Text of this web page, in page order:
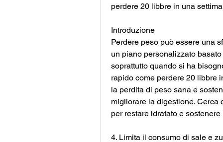
perdere 20 libbre in una
Introduzione
Perdere peso può essere una
un piano personalizzato
soprattutto quando si ha
rapido come perdere 20 libbre
la perdita di peso sana e
migliorare la digestione. Cerca
per restare idratato e
4. Limita il consumo di sale e